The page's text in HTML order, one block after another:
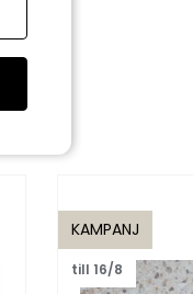
KAMPANJ
till 16/8